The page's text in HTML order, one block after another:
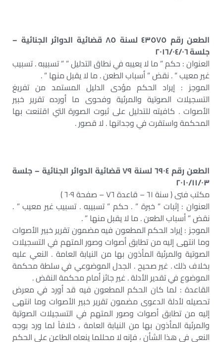
الطعن رقم ٤٣٥٧٥ لسنة ٨٥ قضائية الدوائر الجنائية –
جلسة ٢٠١٦/٠٤/٠٦
العنوان : حكم ” ما لا يعيبه في نطاق التدليل ” ” تسبيبه . تسبيب
غير معيب ” . نقض ” أسباب الطعن . ما لا يقبل منها ” .
الموجز : إيراد الحكم مؤدى الدليل المستمد من تفريغ
التسجيلات الصوتية والمرئية وفحوى ما أورده تقرير خبير
الأصوات . كافيته للتدليل على ثبوت الصورة التي اقتنعت بها
المحكمة واستقرت في وجدانها . لا قصور .
الطعن رقم ٦٩٠٤ لسنة ٧٩ قضائية الدوائر الجنائية – جلسة
٢٠١٠/١١/٠٣
مكتب فنى ( سنة ٦١ – قاعدة ٧٦ – صفحة ٦٠٩ )
العنوان : إثبات ” خبرة ” . حكم ” تسبيبه . تسبيب غير معيب ” .
نقض ” أسباب الطعن . ما لا يقبل منها ” .
الموجز : إيراد الحكم المطعون فيه مضمون تقرير خبير الأصوات
وما انتهى إليه من تطابق أصوات وصور المتهم في التسجيلات
الصوتية والمرئية المأذون بها من النيابة العامة . النعي عليه
بخلاف ذلك . غير صحيح . الجدل الموضوعي في سلطة محكمة
الموضوع في تقدير الأدلة . غير جائز أمام محكمة النقض .
القاعدة : لما كان الحكم المطعون فيه قد أورد في معرض
تحصيله لأدلة الدعوى مضمون تقرير خبير الأصوات وما انتهى
إليه من تطابق أصوات وصور المتهم في التسجيلات الصوتية
والمرئية المأذون بها من النيابة العامة ، خلافاً لما ورد بوجه
النعي في هذا الشأن ، فإنه لا محللما ينعاه الطاعن على الحكم